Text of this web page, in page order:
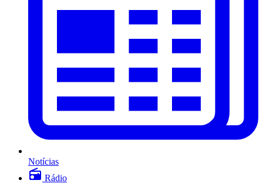
Notícias
Rádio